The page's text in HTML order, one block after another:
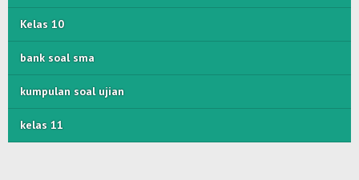
Kelas 10
bank soal sma
kumpulan soal ujian
kelas 11